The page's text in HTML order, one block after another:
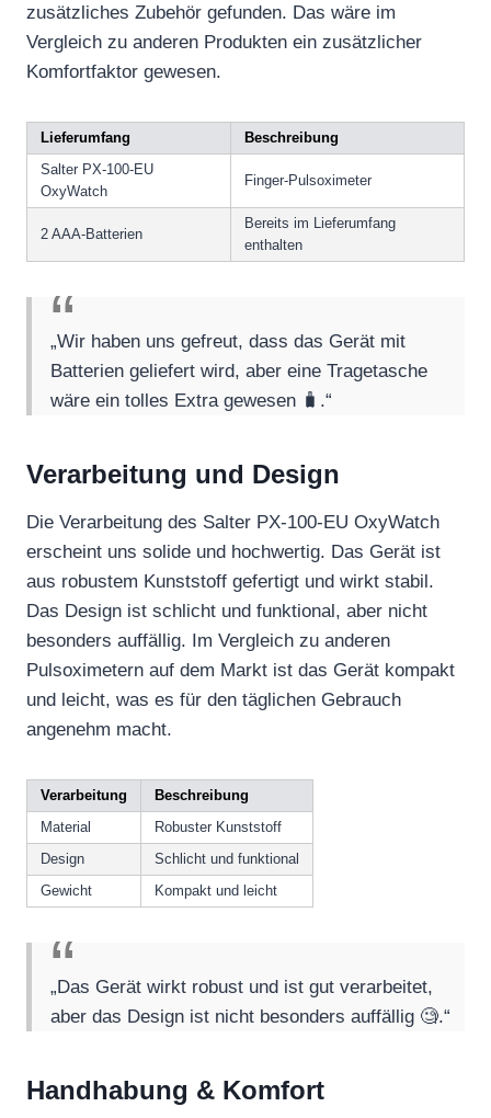
zusätzliches Zubehör gefunden. Das wäre im
Vergleich zu anderen Produkten ein zusätzlicher
Komfortfaktor gewesen.
Lieferumfang
Beschreibung
Salter PX-100-EU
OxyWatch
Finger-Pulsoximeter
2 AAA-Batterien
Bereits im Lieferumfang
enthalten
„Wir haben uns gefreut, dass das Gerät mit
Batterien geliefert wird, aber eine Tragetasche
wäre ein tolles Extra gewesen 🧳.“
Verarbeitung und Design
Die Verarbeitung des Salter PX-100-EU OxyWatch
erscheint uns solide und hochwertig. Das Gerät ist
aus robustem Kunststoff gefertigt und wirkt stabil.
Das Design ist schlicht und funktional, aber nicht
besonders auffällig. Im Vergleich zu anderen
Pulsoximetern auf dem Markt ist das Gerät kompakt
und leicht, was es für den täglichen Gebrauch
angenehm macht.
Verarbeitung
Beschreibung
Material
Robuster Kunststoff
Design
Schlicht und funktional
Gewicht
Kompakt und leicht
„Das Gerät wirkt robust und ist gut verarbeitet,
aber das Design ist nicht besonders auffällig 🧐.“
Handhabung & Komfort